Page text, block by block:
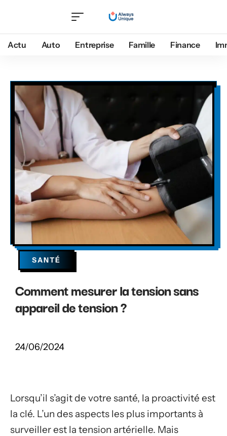
Actu Auto Entreprise Famille Finance
SANTÉ
Comment mesurer la tension sans
appareil de tension ?
24/06/2024
Lorsqu’il s’agit de votre santé, la proactivité est
la clé. L’un des aspects les plus importants à
surveiller est la tension artérielle. Mais